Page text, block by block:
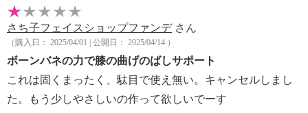
さち子フェイスショップファンデさん
（購入日： 2025/04/01 | 公開日： 2025/04/14 ）
ボーンバネの力で膝の曲げのばしサポート
これは固くまったく、駄目で使え無い。キャンセルしまし
た。もう少しやさしいの作って欲しいでーす